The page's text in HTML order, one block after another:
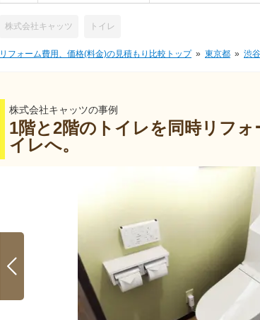
株式会社キャッツ トイレ
リフォーム費用、価格(料金)の見積もり比較トップ 東京都 渋
株式会社キャッツの事例
1階と2階のトイレを同時リフ
イレへ。